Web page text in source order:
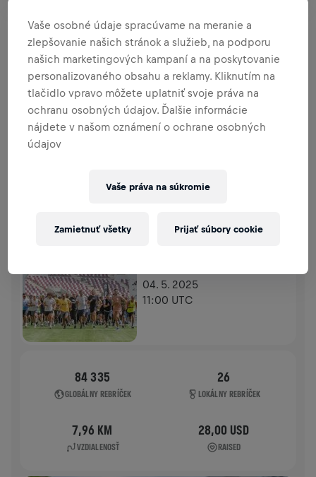
PREHĽAD FUNDRAISINGU
0,00 USD VYZBIERANÉ Z 0,00 USD CIEĽA
PRÍSPEVKY PRISPIEŤ
Prispej k zmene! 100 % z tvojho príspevku putuje
priamo na výskum poranení miechy.
04. 5. 2025
11:00 UTC
84 335
GLOBÁLNY REBRÍČEK
26
LOKÁLNY REBRÍČEK
7,96 KM
VZDIALENOSŤ
28,00 USD
RAISED
Vaše osobné údaje spracúvame na meranie a
zlepšovanie našich stránok a služieb, na podporu
našich marketingových kampaní a na poskytovanie
personalizovaného obsahu a reklamy. Kliknutím na
tlačidlo vpravo môžete uplatniť svoje práva na
ochranu osobných údajov. Ďalšie informácie
nájdete v našom oznámení o ochrane osobných
údajov
Vaše práva na súkromie
Zamietnuť všetky Prijať súbory cookie